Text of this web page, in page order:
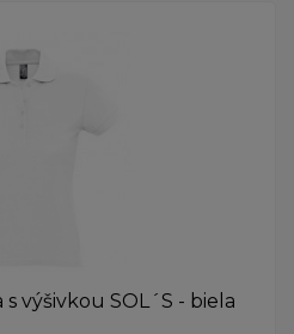
výšivkou SOL´S - biela